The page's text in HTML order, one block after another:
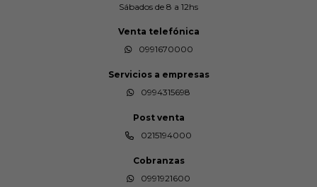
Sábados de 8 a 12hs
Venta telefónica
0991670000
Servicios a empresas
0994315698
Post venta
0215194000
Cobranzas
0991921600